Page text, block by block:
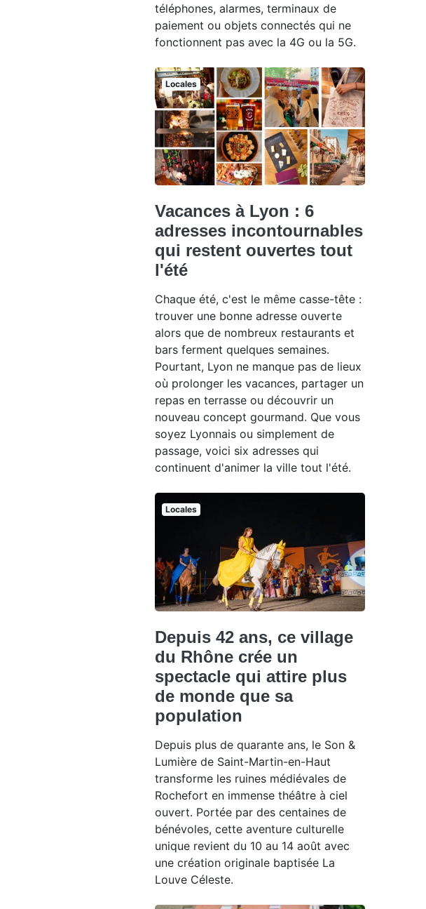
téléphones, alarmes, terminaux de
paiement ou objets connectés qui ne
fonctionnent pas avec la 4G ou la 5G.
Locales
Vacances à Lyon : 6
adresses incontournables
qui restent ouvertes tout
l'été
Chaque été, c'est le même casse-tête :
trouver une bonne adresse ouverte
alors que de nombreux restaurants et
bars ferment quelques semaines.
Pourtant, Lyon ne manque pas de lieux
où prolonger les vacances, partager un
repas en terrasse ou découvrir un
nouveau concept gourmand. Que vous
soyez Lyonnais ou simplement de
passage, voici six adresses qui
continuent d'animer la ville tout l'été.
Locales
Depuis 42 ans, ce village
du Rhône crée un
spectacle qui attire plus
de monde que sa
population
Depuis plus de quarante ans, le Son &
Lumière de Saint-Martin-en-Haut
transforme les ruines médiévales de
Rochefort en immense théâtre à ciel
ouvert. Portée par des centaines de
bénévoles, cette aventure culturelle
unique revient du 10 au 14 août avec
une création originale baptisée La
Louve Céleste.